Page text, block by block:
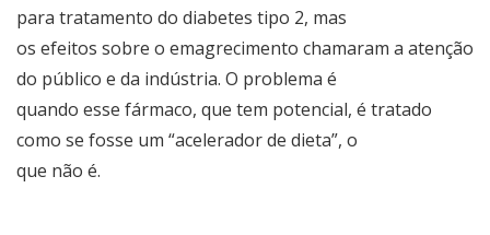
para tratamento do diabetes tipo 2, mas
os efeitos sobre o emagrecimento chamaram a atenção
do público e da indústria. O problema é
quando esse fármaco, que tem potencial, é tratado
como se fosse um “acelerador de dieta”, o
que não é.